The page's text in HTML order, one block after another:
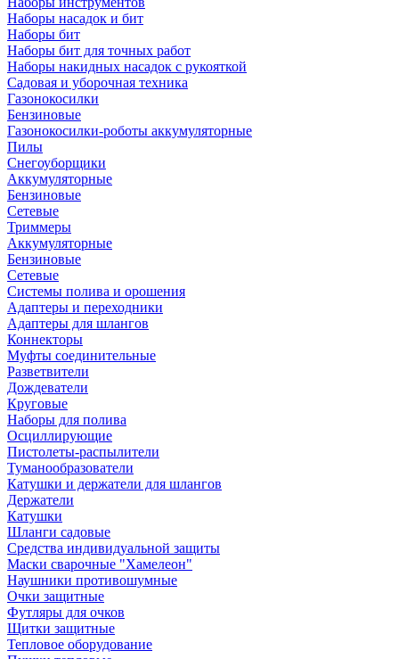
Наборы насадок и бит
Наборы бит
Наборы бит для точных работ
Наборы накидных насадок с рукояткой
Садовая и уборочная техника
Газонокосилки
Бензиновые
Газонокосилки-роботы аккумуляторные
Пилы
Снегоуборщики
Аккумуляторные
Бензиновые
Сетевые
Триммеры
Аккумуляторные
Бензиновые
Сетевые
Системы полива и орошения
Адаптеры и переходники
Адаптеры для шлангов
Коннекторы
Муфты соединительные
Разветвители
Дождеватели
Круговые
Наборы для полива
Осциллирующие
Пистолеты-распылители
Туманообразователи
Катушки и держатели для шлангов
Держатели
Катушки
Шланги садовые
Средства индивидуальной защиты
Маски сварочные "Хамелеон"
Наушники противошумные
Очки защитные
Футляры для очков
Щитки защитные
Тепловое оборудование